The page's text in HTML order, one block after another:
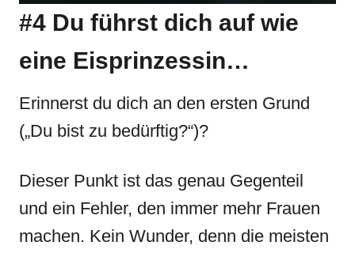
#4 Du führst dich auf wie
eine Eisprinzessin…
Erinnerst du dich an den ersten Grund
(„Du bist zu bedürftig?“)?
Dieser Punkt ist das genau Gegenteil
und ein Fehler, den immer mehr Frauen
machen. Kein Wunder, denn die meisten